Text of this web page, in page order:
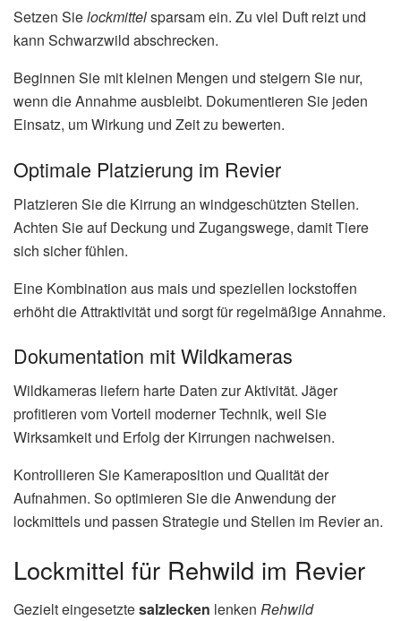
Setzen Sielockmittelsparsam ein. Zu viel Duft reizt und
kann Schwarzwild abschrecken.
Beginnen Sie mit kleinen Mengen und steigern Sie nur,
wenn die Annahme ausbleibt. Dokumentieren Sie jeden
Einsatz, um Wirkung und Zeit zu bewerten.
Optimale Platzierung im Revier
Platzieren Sie die Kirrung an windgeschützten Stellen.
Achten Sie auf Deckung und Zugangswege, damit Tiere
sich sicher fühlen.
Eine Kombination aus mais und speziellen lockstoffen
erhöht die Attraktivität und sorgt für regelmäßige Annahme.
Dokumentation mit Wildkameras
Wildkameras liefern harte Daten zur Aktivität. Jäger
profitieren vom Vorteil moderner Technik, weil Sie
Wirksamkeit und Erfolg der Kirrungen nachweisen.
Kontrollieren Sie Kameraposition und Qualität der
Aufnahmen. So optimieren Sie die Anwendung der
lockmittels und passen Strategie und Stellen im Revier an.
Lockmittel für Rehwild im Revier
Gezielt eingesetztesalzlecken lenken Rehwild